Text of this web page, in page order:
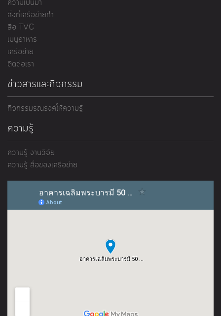
ความเป็นมา
สิ่งที่เครือข่ายทำ
สื่อ TVC
เมนูอาหาร
เครือข่าย
ติดต่อเรา
ข่าวสารและกิจกรรม
กิจกรรมรณรงค์ให้ความรู้
ความรู้
ความรู้ งานวิจัย
ความรู้ สื่อของเครือข่าย